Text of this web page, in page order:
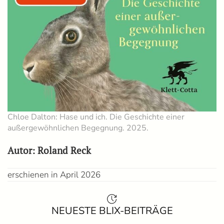
Chloe Dalton: Hase und ich. Die Geschichte einer
außergewöhnlichen Begegnung. 2025.
Autor: Roland Reck
erschienen in April 2026
NEUESTE BLIX-BEITRÄGE